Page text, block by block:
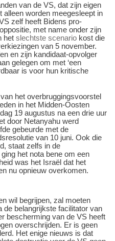
van de VS, dat zijn eigen
alleen worden meegesleept in
zelf heeft Bidens pro-
met name onder zijn
het slechtste scenario kost die
van 5 november.
en zijn kandidaat-opvolger
gelegen om met ‘een
is voor hun kritische
het overbruggingsvoorstel
in het Midden-Oosten
19 augustus na een drie uur
door Netanyahu werd
gebeurde met de
van 10 juni. Ook die
staat zelfs in de
het nota bene om een
was het Israël dat het
nu opnieuw overkomen.
wil begrijpen, zal moeten
de belangrijkste facilitator van
bescherming van de VS heeft
overschrijden. Er is geen
Het enige nieuws is dat